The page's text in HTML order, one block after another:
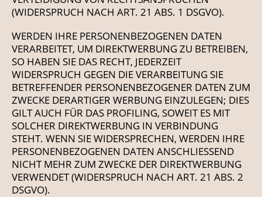
(WIDERSPRUCH NACH ART. 21 ABS. 1 DSGVO).
WERDEN IHRE PERSONENBEZOGENEN DATEN
VERARBEITET, UM DIREKTWERBUNG ZU BETREIBEN,
SO HABEN SIE DAS RECHT, JEDERZEIT
WIDERSPRUCH GEGEN DIE VERARBEITUNG SIE
BETREFFENDER PERSONENBEZOGENER DATEN ZUM
ZWECKE DERARTIGER WERBUNG EINZULEGEN; DIES
GILT AUCH FÜR DAS PROFILING, SOWEIT ES MIT
SOLCHER DIREKTWERBUNG IN VERBINDUNG
STEHT. WENN SIE WIDERSPRECHEN, WERDEN IHRE
PERSONENBEZOGENEN DATEN ANSCHLIESSEND
NICHT MEHR ZUM ZWECKE DER DIREKTWERBUNG
VERWENDET (WIDERSPRUCH NACH ART. 21 ABS. 2
DSGVO).